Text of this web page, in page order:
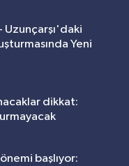
Uzunçarşı'daki
Yeni
dikkat:
başlıyor: